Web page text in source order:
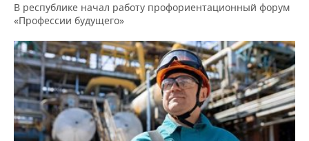
В республике начал работу профориентационный форум
«Профессии будущего»